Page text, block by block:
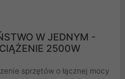
W JEDNYM -
2500W
sprzętów o łącznej mocy